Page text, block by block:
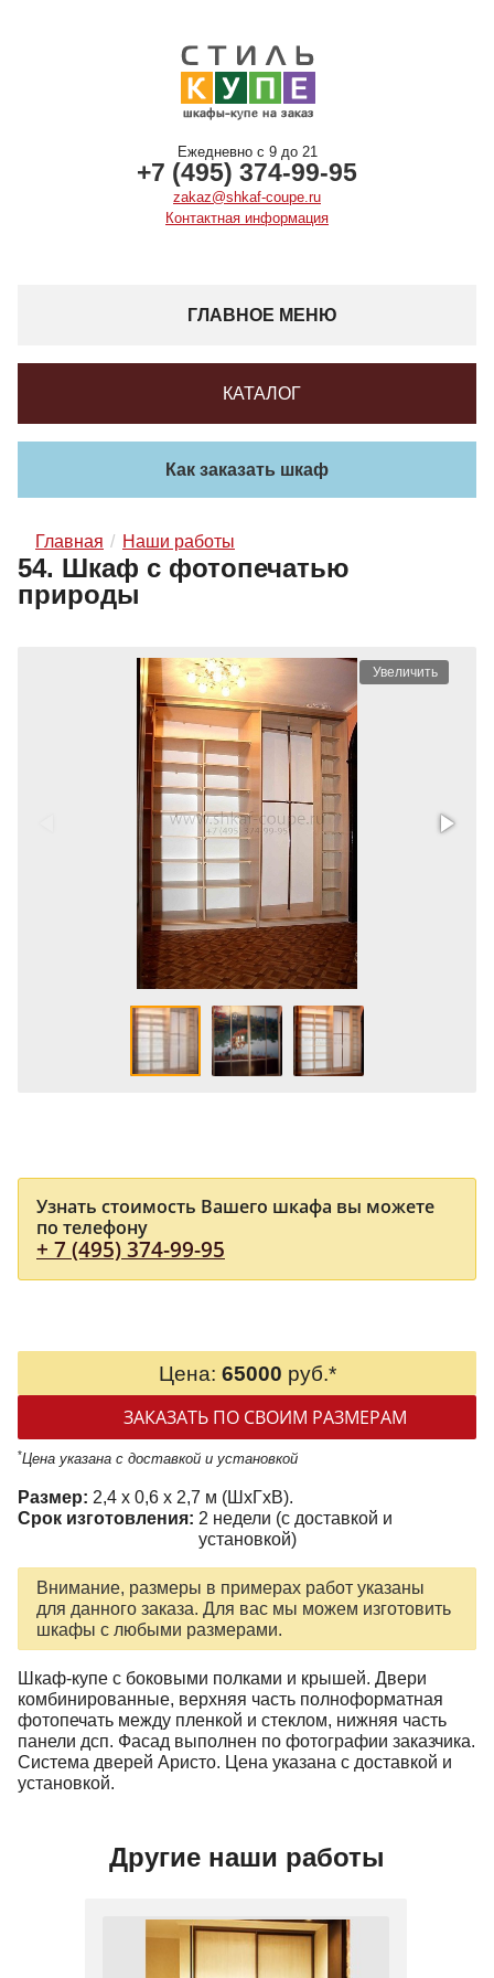
Ежедневно с 9 до 21
+7 (495) 374-99-95
zakaz@shkaf-coupe.ru
Контактная информация
ГЛАВНОЕ МЕНЮ
КАТАЛОГ
Как заказать шкаф
Главная Наши работы
54. Шкаф с фотопечатью
природы
Увеличить
Узнать стоимость Вашего шкафа вы можете
по телефону
+ 7 (495) 374-99-95
Цена: 65000 руб.*
ЗАКАЗАТЬ ПО СВОИМ РАЗМЕРАМ
*Цена указана с доставкой и установкой
Размер: 2,4 x 0,6 x 2,7 м (ШxГxВ).
Срок изготовления: 2 недели (с доставкой и
установкой)
Внимание, размеры в примерах работ указаны
для данного заказа. Для вас мы можем изготовить
шкафы с любыми размерами.
Шкаф-купе с боковыми полками и крышей. Двери
комбинированные, верхняя часть полноформатная
фотопечать между пленкой и стеклом, нижняя часть
панели дсп. Фасад выполнен по фотографии заказчика.
Система дверей Аристо. Цена указана с доставкой и
установкой.
Другие наши работы